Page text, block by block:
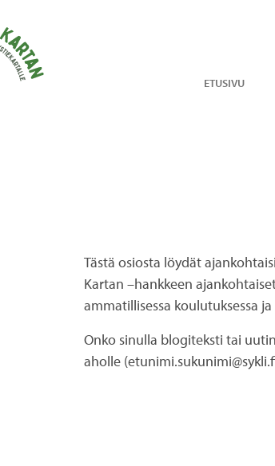
ETUSIVU
Tästä osiosta löydät
Kartan –hankkeen
ammatillisessa koulutuksessa
Onko sinulla blogiteksti tai
aholle